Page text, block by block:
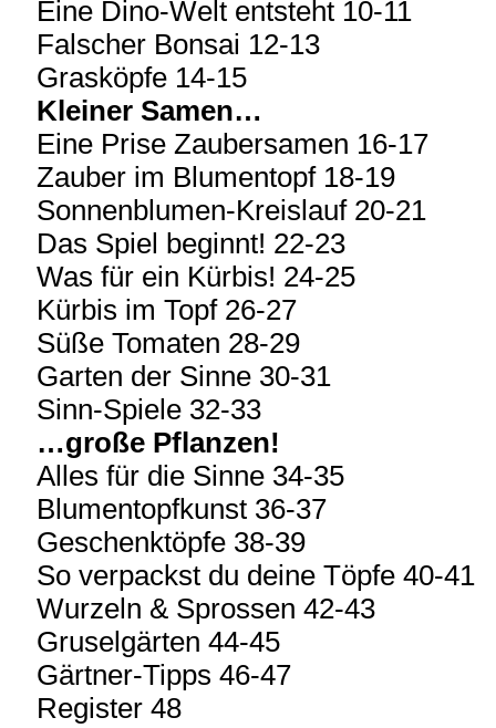
Eine Dino-Welt entsteht 10-11
Falscher Bonsai 12-13
Grasköpfe 14-15
Kleiner Samen…
Eine Prise Zaubersamen 16-17
Zauber im Blumentopf 18-19
Sonnenblumen-Kreislauf 20-21
Das Spiel beginnt! 22-23
Was für ein Kürbis! 24-25
Kürbis im Topf 26-27
Süße Tomaten 28-29
Garten der Sinne 30-31
Sinn-Spiele 32-33
…große Pflanzen!
Alles für die Sinne 34-35
Blumentopfkunst 36-37
Geschenktöpfe 38-39
So verpackst du deine Töpfe 40-41
Wurzeln & Sprossen 42-43
Gruselgärten 44-45
Gärtner-Tipps 46-47
Register 48